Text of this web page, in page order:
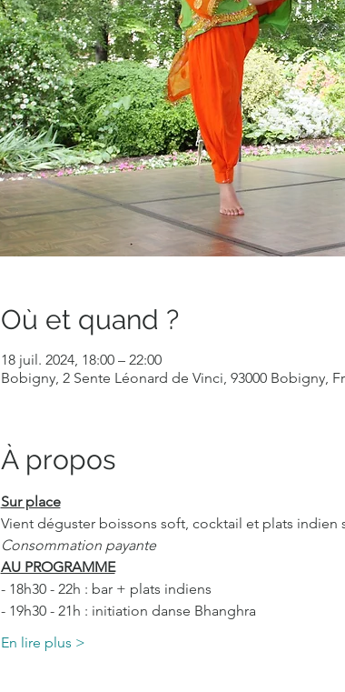
Où et quand ?
18 juil. 2024, 18:00 – 22:00
Bobigny, 2 Sente Léonard de Vinci, 93000 Bobigny,
À propos
Sur place
Vient déguster boissons soft, cocktail et plats indien
Consommation payante
AU PROGRAMME
- 18h30 - 22h : bar + plats indiens
- 19h30 - 21h : initiation danse Bhanghra
En lire plus >